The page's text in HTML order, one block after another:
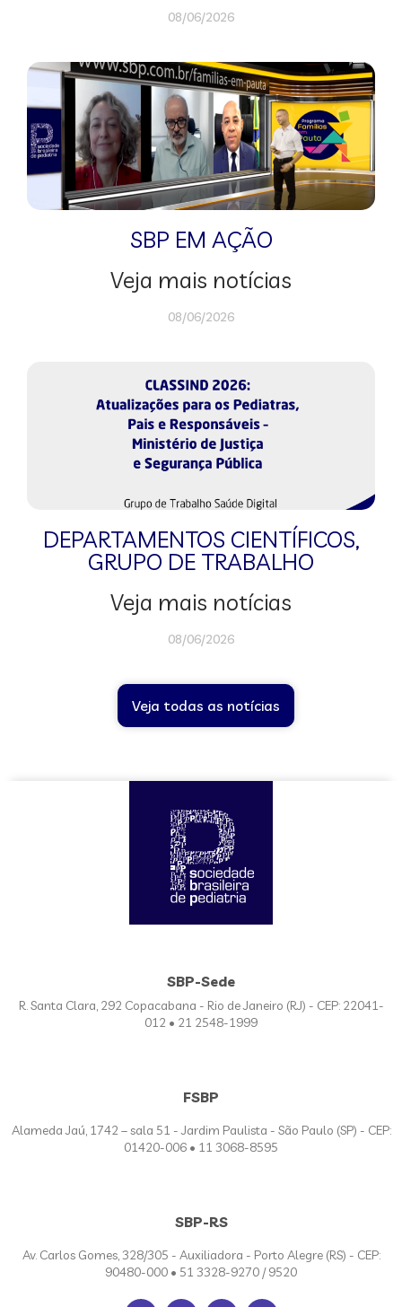
08/06/2026
SBP EM AÇÃO
Veja mais notícias
08/06/2026
DEPARTAMENTOS CIENTÍFICOS,
GRUPO DE TRABALHO
Veja mais notícias
08/06/2026
Veja todas as notícias
SBP-Sede
R. Santa Clara, 292 Copacabana - Rio de Janeiro (RJ) - CEP: 22041-
012 • 21 2548-1999
FSBP
Alameda Jaú, 1742 – sala 51 - Jardim Paulista - São Paulo (SP) - CEP:
01420-006 • 11 3068-8595
SBP-RS
Av. Carlos Gomes, 328/305 - Auxiliadora - Porto Alegre (RS) - CEP:
90480-000 • 51 3328-9270 / 9520